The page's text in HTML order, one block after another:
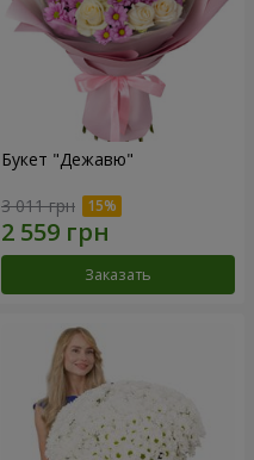
Букет "Дежавю"
3 011 грн
Заказать